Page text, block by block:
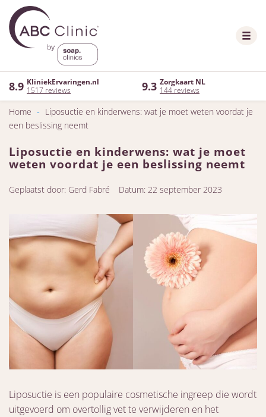
8.9 KliniekErvaringen.nl
1517 reviews
9.3 Zorgkaart NL
144 reviews
Home - Liposuctie en kinderwens: wat je moet weten voordat je
een beslissing neemt
Liposuctie en kinderwens: wat je moet
weten voordat je een beslissing neemt
Geplaatst door: Gerd Fabré Datum: 22 september 2023
Liposuctie is een populaire cosmetische ingreep die wordt
uitgevoerd om overtollig vet te verwijderen en het